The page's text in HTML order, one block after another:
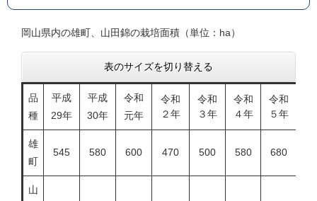
岡山県内の雄町、山田錦の栽培面積（単位：ha）
表のサイズを切り替える
品
種
平成
29年
平成
30年
令和
元年
令和
２年
令和
３年
令和
４年
令和
５年
雄
町
545 580 600 470 500 580 680
山